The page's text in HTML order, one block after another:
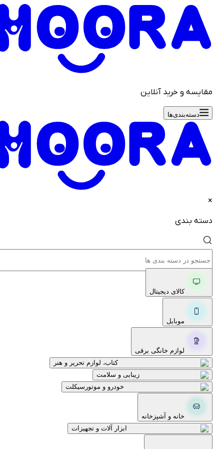
و خرید آنلاین
دسته‌بندی‌ها
بندی
کالای دیجیتال
موبایل
لوازم خانگی برقی
کتاب، لوازم تحریر و هنر
زیبایی و سلامت
خودرو و موتورسیکلت
خانه و آشپزخانه
ابزار آلات و تجهیزات